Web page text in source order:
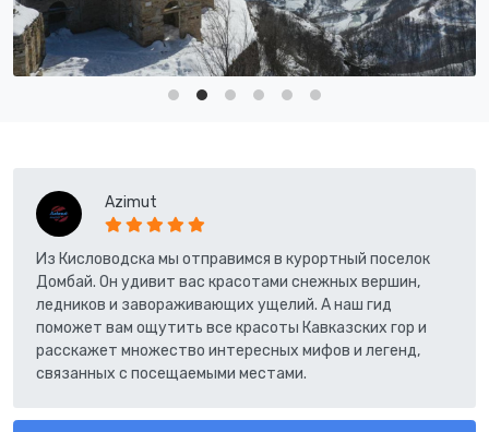
Azimut
Из Кисловодска мы отправимся в курортный поселок
Домбай. Он удивит вас красотами снежных вершин,
ледников и завораживающих ущелий. А наш гид
поможет вам ощутить все красоты Кавказских гор и
расскажет множество интересных мифов и легенд,
связанных с посещаемыми местами.